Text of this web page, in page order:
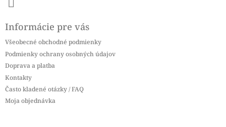
Informácie pre vás
Všeobecné obchodné podmienky
Podmienky ochrany osobných údajov
Doprava a platba
Kontakty
Často kladené otázky / FAQ
Moja objednávka